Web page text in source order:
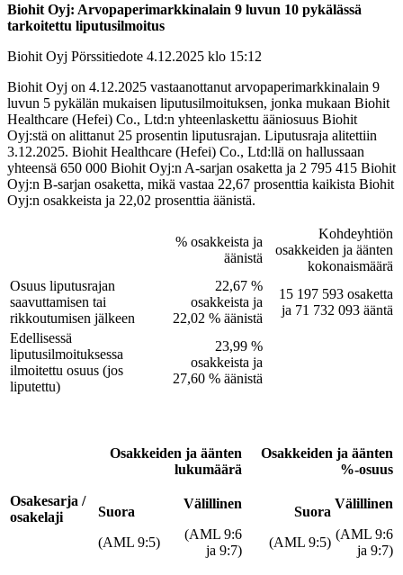
Biohit Oyj: Arvopaperimarkkinalain 9 luvun 10 pykälässä
tarkoitettu liputusilmoitus
Biohit Oyj Pörssitiedote 4.12.2025 klo 15:12
Biohit Oyj on 4.12.2025 vastaanottanut arvopaperimarkkinalain 9
luvun 5 pykälän mukaisen liputusilmoituksen, jonka mukaan Biohit
Healthcare (Hefei) Co., Ltd:n yhteenlaskettu ääniosuus Biohit
Oyj:stä on alittanut 25 prosentin liputusrajan. Liputusraja alitettiin
3.12.2025. Biohit Healthcare (Hefei) Co., Ltd:llä on hallussaan
yhteensä 650 000 Biohit Oyj:n A-sarjan osaketta ja 2 795 415 Biohit
Oyj:n B-sarjan osaketta, mikä vastaa 22,67 prosenttia kaikista Biohit
Oyj:n osakkeista ja 22,02 prosenttia äänistä.
% osakkeista ja
äänistä
Kohdeyhtiön
osakkeiden ja äänten
kokonaismäärä
Osuus liputusrajan
saavuttamisen tai
rikkoutumisen jälkeen
22,67 %
osakkeista ja
22,02 % äänistä
15 197 593 osaketta
ja 71 732 093 ääntä
Edellisessä
liputusilmoituksessa
ilmoitettu osuus (jos
liputettu)
23,99 %
osakkeista ja
27,60 % äänistä
Osakesarja /
osakelaji
Osakkeiden ja äänten
lukumäärä
Osakkeiden ja äänten
%-osuus
Suora
(AML 9:5)
Välillinen
(AML 9:6
ja 9:7)
Suora
(AML 9:5)
Välillinen
(AML 9:6
ja 9:7)